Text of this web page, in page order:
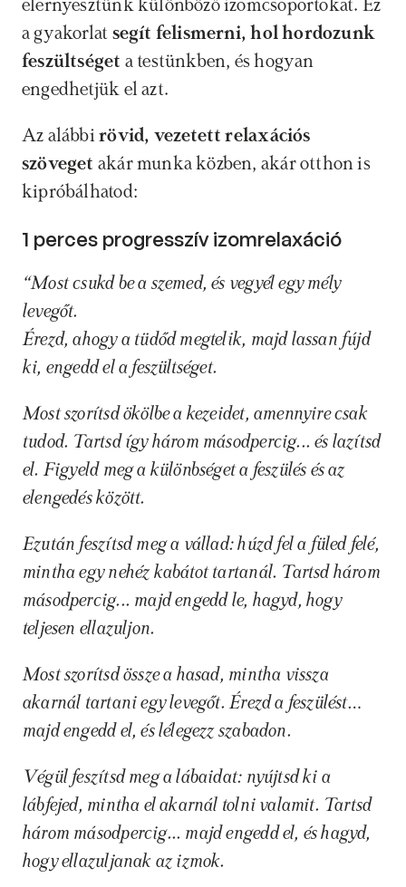
elernyesztünk különböző izomcsoportokat. Ez
a gyakorlat segít felismerni, hol hordozunk
feszültséget a testünkben, és hogyan
engedhetjük el azt.
Az alábbi rövid, vezetett relaxációs
szöveget akár munka közben, akár otthon is
kipróbálhatod:
1 perces progresszív izomrelaxáció
“Most csukd be a szemed, és vegyél egy mély
levegőt.
Érezd, ahogy a tüdőd megtelik, majd lassan fújd
ki, engedd el a feszültséget.
Most szorítsd ökölbe a kezeidet, amennyire csak
tudod. Tartsd így három másodpercig... és lazítsd
el. Figyeld meg a különbséget a feszülés és az
elengedés között.
Ezután feszítsd meg a vállad: húzd fel a füled felé,
mintha egy nehéz kabátot tartanál. Tartsd három
másodpercig... majd engedd le, hagyd, hogy
teljesen ellazuljon.
Most szorítsd össze a hasad, mintha vissza
akarnál tartani egy levegőt. Érezd a feszülést…
majd engedd el, és lélegezz szabadon.
Végül feszítsd meg a lábaidat: nyújtsd ki a
lábfejed, mintha el akarnál tolni valamit. Tartsd
három másodpercig... majd engedd el, és hagyd,
hogy ellazuljanak az izmok.